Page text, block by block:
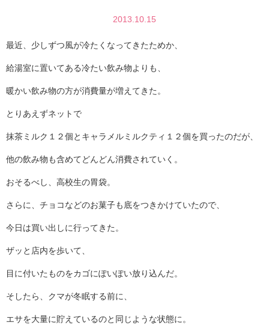
2013.10.15
最近、少しずつ風が冷たくなってきたためか、
給湯室に置いてある冷たい飲み物よりも、
暖かい飲み物の方が消費量が増えてきた。
とりあえずネットで
抹茶ミルク１２個とキャラメルミルクティ１２個を買ったのだが、
他の飲み物も含めてどんどん消費されていく。
おそるべし、高校生の胃袋。
さらに、チョコなどのお菓子も底をつきかけていたので、
今日は買い出しに行ってきた。
ザッと店内を歩いて、
目に付いたものをカゴにぽいぽい放り込んだ。
そしたら、クマが冬眠する前に、
エサを大量に貯えているのと同じような状態に。